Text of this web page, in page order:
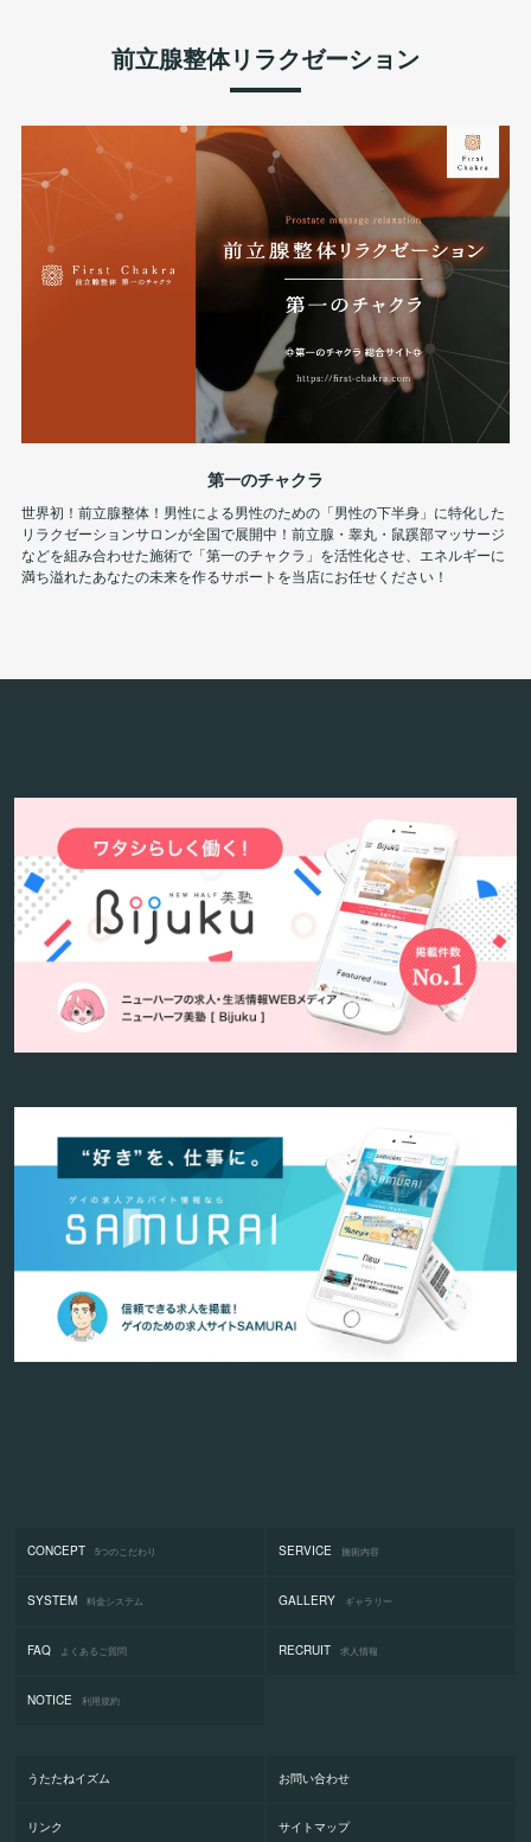
前立腺整体リラクゼーション
第一のチャクラ
世界初！前立腺整体！男性による男性のための「男性の下半身」に特化した
リラクゼーションサロンが全国で展開中！前立腺・睾丸・鼠蹊部マッサージ
などを組み合わせた施術で「第一のチャクラ」を活性化させ、エネルギーに
満ち溢れたあなたの未来を作るサポートを当店にお任せください！
CONCEPT 5つのこだわり SERVICE 施術内容
SYSTEM 料金システム GALLERY ギャラリー
FAQ よくあるご質問 RECRUIT 求人情報
NOTICE 利用規約
うたたねイズム お問い合わせ
リンク サイトマップ